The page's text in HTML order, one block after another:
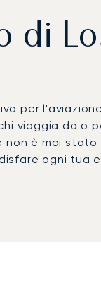
di
per
viaggia da o
non è mai stato
ogni tua